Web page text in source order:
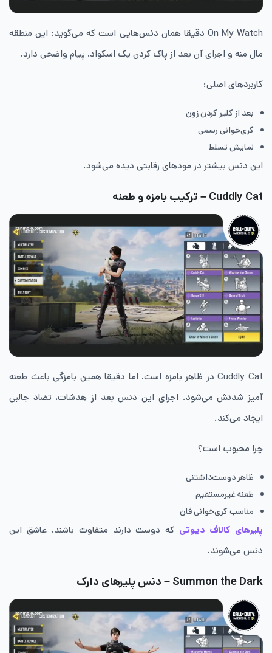
On My Watch دقیقا همان دنس‌هایی است که می‌گوید: این منطقه
مال منه و اجرای آن بعد از پاک کردن یک اسکواد، پیام واضحی دارد.
کاربردهای اصلی:
بعد از کلیر کردن زون
کری‌خوانی رسمی
نمایش تسلط
این دنس بیشتر در مودهای رقابتی دیده می‌شود.
Cuddly Cat – ترکیب بامزه و طعنه
Cuddly Cat در ظاهر بامزه است، اما دقیقا همین بامزگی باعث طعنه
آمیز شدنش می‌شود. اجرای این دنس بعد از هدشات، تضاد جالبی
ایجاد می‌کند.
چرا محبوب است؟
ظاهر دوست‌داشتنی
طعنه غیرمستقیم
مناسب کری‌خوانی فان
پلیرهای کالاف دیوتی که دوست دارند متفاوت باشند، عاشق این
دنس می‌شوند.
Summon the Dark – دنس پلیرهای دارک